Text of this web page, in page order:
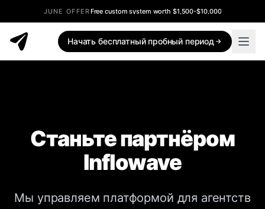
JUNE OFFERFree custom system worth $1,500-$10,000
Начать бесплатный пробный период
Станьте партнёром
Inflowave
Мы управляем платформой для агентств